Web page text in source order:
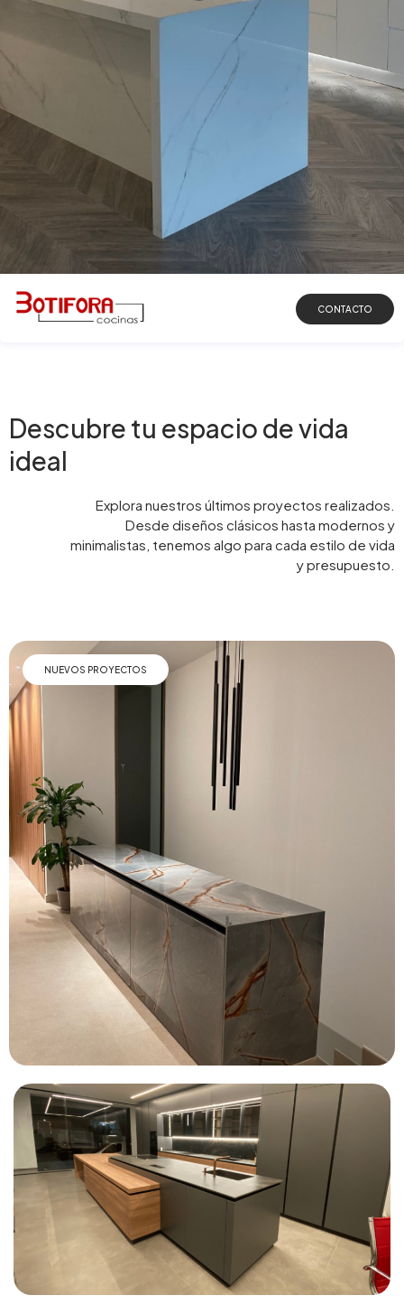
DESCUBRIR
CONTACTO
Descubre tu espacio de vida
ideal
Explora nuestros últimos proyectos realizados.
Desde diseños clásicos hasta modernos y
minimalistas, tenemos algo para cada estilo de vida
y presupuesto.
NUEVOS PROYECTOS